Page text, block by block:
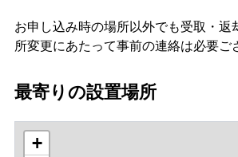
お申し込み時の場所以外でも受取・返
所変更にあたって事前の連絡は必要ご
最寄りの設置場所
+